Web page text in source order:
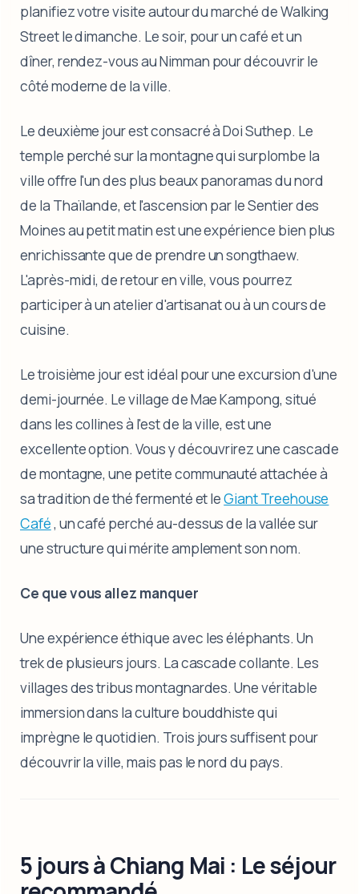
planifiez votre visite autour du marché de Walking
Street le dimanche. Le soir, pour un café et un
dîner, rendez-vous au Nimman pour découvrir le
côté moderne de la ville.
Le deuxième jour est consacré à Doi Suthep. Le
temple perché sur la montagne qui surplombe la
ville offre l'un des plus beaux panoramas du nord
de la Thaïlande, et l'ascension par le Sentier des
Moines au petit matin est une expérience bien plus
enrichissante que de prendre un songthaew.
L'après-midi, de retour en ville, vous pourrez
participer à un atelier d'artisanat ou à un cours de
cuisine.
Le troisième jour est idéal pour une excursion d'une
demi-journée. Le village de Mae Kampong, situé
dans les collines à l'est de la ville, est une
excellente option. Vous y découvrirez une cascade
de montagne, une petite communauté attachée à
sa tradition de thé fermenté et leGiant Treehouse
Café, un café perché au-dessus de la vallée sur
une structure qui mérite amplement son nom.
Ce que vous allez manquer
Une expérience éthique avec les éléphants. Un
trek de plusieurs jours. La cascade collante. Les
villages des tribus montagnardes. Une véritable
immersion dans la culture bouddhiste qui
imprègne le quotidien. Trois jours suffisent pour
découvrir la ville, mais pas le nord du pays.
5 jours à Chiang Mai : Le séjour